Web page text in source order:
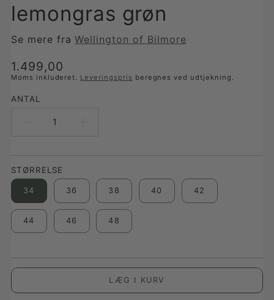
lemongras grøn
Se mere fraWellington of Bilmore
Translation
missing:
da-
1.499,00
Moms inkluderet. Leveringspris beregnes ved udtjekning.
ANTAL
FOR
QUEENSBERG
LADIES
OILSKIN
JACKET,
FOR
QUEENSBERG
LADIES
OILSKIN
JACKET,
STØRRELSE
34 36 38 40 42
44 46 48
LÆG I KURV